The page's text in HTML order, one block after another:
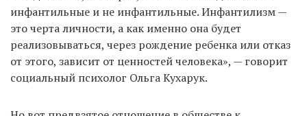
инфантильные и не инфантильные. Инфантилизм —
это черта личности, а как именно она будет
реализовываться, через рождение ребенка или отказ
от этого, зависит от ценностей человека», — говорит
социальный психолог Ольга Кухарук.